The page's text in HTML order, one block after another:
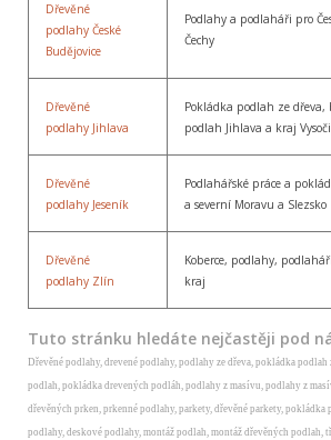
Dřevěné
podlahy České
Budějovice
Podlahy a podlaháři pro
Čechy
Dřevěné
podlahy Jihlava
Pokládka podlah ze dřeva,
podlah Jihlava a kraj
Dřevěné
podlahy Jeseník
Podlahářské práce a
a severní Moravu a Slezsko
Dřevěné
podlahy Zlín
Koberce, podlahy,
kraj
Tuto stránku hledáte nejčastěji pod
Dřevěné podlahy, drevené podlahy, podlahy ze dřeva, pokládka podlah
podlah, pokládka drevených podláh, podlahy z masívu, podlahy z
dřevěných prken, prkenné podlahy, parkety, dřevěné parkety,
podlahy, deskové podlahy, montáž podlah, montáž dřevěných podlah,